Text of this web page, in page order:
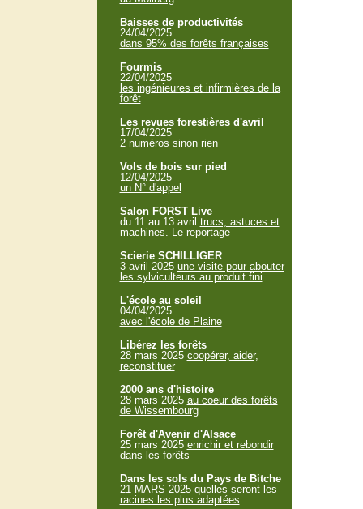
Baisses de productivités
24/04/2025
dans 95% des forêts françaises
Fourmis
22/04/2025
les ingénieures et infirmières de la
forêt
Les revues forestières d'avril
17/04/2025
2 numéros sinon rien
Vols de bois sur pied
12/04/2025
un N° d'appel
Salon FORST Live
du 11 au 13 avril trucs, astuces et
machines. Le reportage
Scierie SCHILLIGER
3 avril 2025 une visite pour abouter
les sylviculteurs au produit fini
L'école au soleil
04/04/2025
avec l'école de Plaine
Libérez les forêts
28 mars 2025 coopérer, aider,
reconstituer
2000 ans d'histoire
28 mars 2025 au coeur des forêts
de Wissembourg
Forêt d'Avenir d'Alsace
25 mars 2025 enrichir et rebondir
dans les forêts
Dans les sols du Pays de Bitche
21 MARS 2025 quelles seront les
racines les plus adaptées